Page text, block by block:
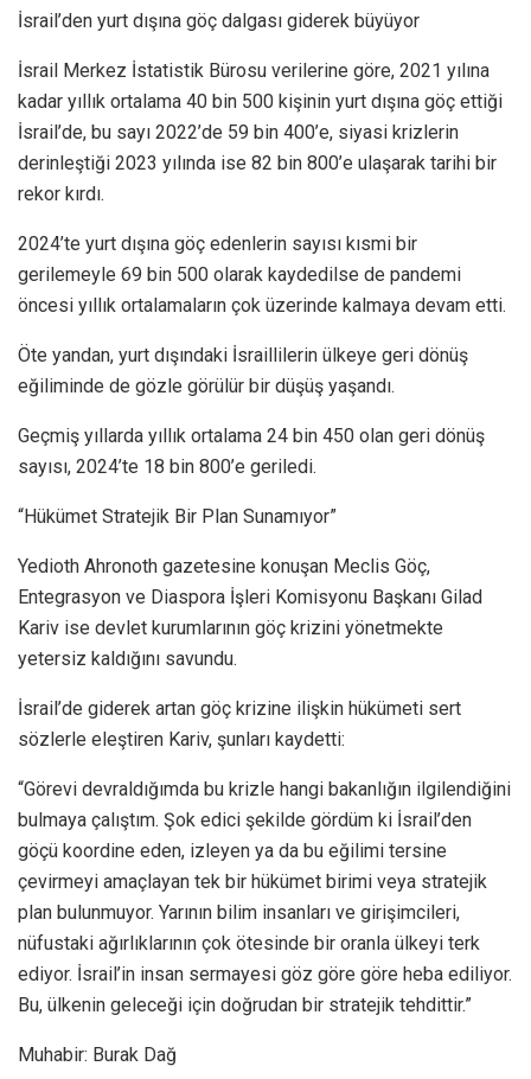
İsrail’den yurt dışına göç dalgası giderek büyüyor
İsrail Merkez İstatistik Bürosu verilerine göre, 2021 yılına
kadar yıllık ortalama 40 bin 500 kişinin yurt dışına göç ettiği
İsrail’de, bu sayı 2022’de 59 bin 400’e, siyasi krizlerin
derinleştiği 2023 yılında ise 82 bin 800’e ulaşarak tarihi bir
rekor kırdı.
2024’te yurt dışına göç edenlerin sayısı kısmi bir
gerilemeyle 69 bin 500 olarak kaydedilse de pandemi
öncesi yıllık ortalamaların çok üzerinde kalmaya devam etti.
Öte yandan, yurt dışındaki İsraillilerin ülkeye geri dönüş
eğiliminde de gözle görülür bir düşüş yaşandı.
Geçmiş yıllarda yıllık ortalama 24 bin 450 olan geri dönüş
sayısı, 2024’te 18 bin 800’e geriledi.
“Hükümet Stratejik Bir Plan Sunamıyor”
Yedioth Ahronoth gazetesine konuşan Meclis Göç,
Entegrasyon ve Diaspora İşleri Komisyonu Başkanı Gilad
Kariv ise devlet kurumlarının göç krizini yönetmekte
yetersiz kaldığını savundu.
İsrail’de giderek artan göç krizine ilişkin hükümeti sert
sözlerle eleştiren Kariv, şunları kaydetti:
“Görevi devraldığımda bu krizle hangi bakanlığın ilgilendiğini
bulmaya çalıştım. Şok edici şekilde gördüm ki İsrail’den
göçü koordine eden, izleyen ya da bu eğilimi tersine
çevirmeyi amaçlayan tek bir hükümet birimi veya stratejik
plan bulunmuyor. Yarının bilim insanları ve girişimcileri,
nüfustaki ağırlıklarının çok ötesinde bir oranla ülkeyi terk
ediyor. İsrail’in insan sermayesi göz göre göre heba ediliyor.
Bu, ülkenin geleceği için doğrudan bir stratejik tehdittir.”
Muhabir: Burak Dağ